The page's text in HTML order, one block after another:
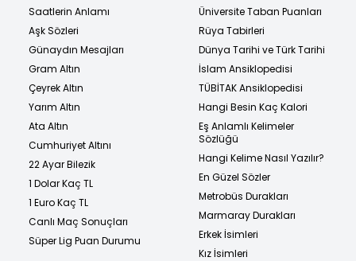
Saatlerin Anlamı
Aşk Sözleri
Günaydın Mesajları
Gram Altın
Çeyrek Altın
Yarım Altın
Ata Altın
Cumhuriyet Altını
22 Ayar Bilezik
1 Dolar Kaç TL
1 Euro Kaç TL
Canlı Maç Sonuçları
Süper Lig Puan Durumu
Üniversite Taban Puanları
Rüya Tabirleri
Dünya Tarihi ve Türk Tarihi
İslam Ansiklopedisi
TÜBİTAK Ansiklopedisi
Hangi Besin Kaç Kalori
Eş Anlamlı Kelimeler
Sözlüğü
Hangi Kelime Nasıl Yazılır?
En Güzel Sözler
Metrobüs Durakları
Marmaray Durakları
Erkek İsimleri
Kız İsimleri